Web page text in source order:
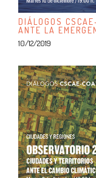
DIÁLOGOS
ANTE LA
10/12/2019